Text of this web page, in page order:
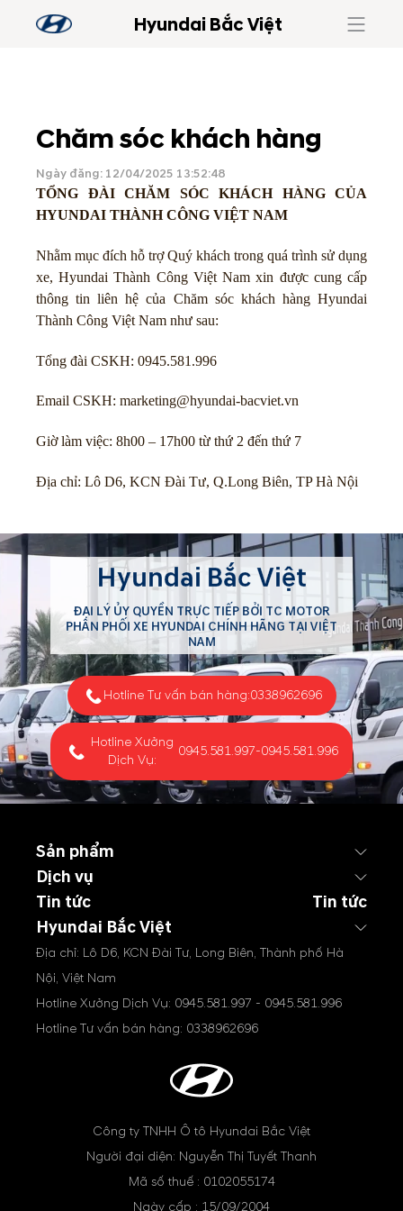
Hyundai Bắc Việt
Chăm sóc khách hàng
Ngày đăng: 12/04/2025 13:52:48
TỔNG ĐÀI CHĂM SÓC KHÁCH HÀNG CỦA
HYUNDAI THÀNH CÔNG VIỆT NAM
Nhằm mục đích hỗ trợ Quý khách trong quá trình sử dụng
xe, Hyundai Thành Công Việt Nam xin được cung cấp
thông tin liên hệ của Chăm sóc khách hàng Hyundai
Thành Công Việt Nam như sau:
Tổng đài CSKH: 0945.581.996
Email CSKH: marketing@hyundai-bacviet.vn
Giờ làm việc: 8h00 – 17h00 từ thứ 2 đến thứ 7
Địa chỉ: Lô D6, KCN Đài Tư, Q.Long Biên, TP Hà Nội
Hyundai Bắc Việt
ĐẠI LÝ ỦY QUYỀN TRỰC TIẾP BỞI TC MOTOR
PHÂN PHỐI XE HYUNDAI CHÍNH HÃNG TẠI VIỆT
NAM
Hotline Tư vấn bán hàng:0338962696
Hotline Xưởng
Dịch Vụ:
0945.581.997-0945.581.996
Sản phẩm
Dịch vụ
Tin tức
Tin tức
Hyundai Bắc Việt
Địa chỉ: Lô D6, KCN Đài Tư, Long Biên, Thành phố Hà
Nội, Việt Nam
Hotline Xưởng Dịch Vụ: 0945.581.997 - 0945.581.996
Hotline Tư vấn bán hàng: 0338962696
Công ty TNHH Ô tô Hyundai Bắc Việt
Người đại diện: Nguyễn Thị Tuyết Thanh
Mã số thuế : 0102055174
Ngày cấp : 15/09/2004